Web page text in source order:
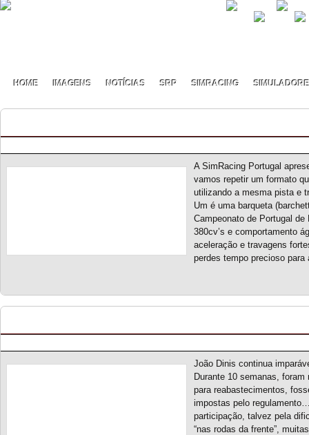
HOME IMAGENS NOTÍCIAS SRP SIMRACING
A SimRacing Portugal
vamos repetir um formato
utilizando a mesma pista e
Um é uma barqueta
Campeonato de Portugal
380cv’s e comportamento
aceleração e travagens
perdes tempo precioso
João Dinis continua
Durante 10 semanas,
para reabastecimentos,
impostas pelo
participação, talvez pela
“nas rodas da frente”,